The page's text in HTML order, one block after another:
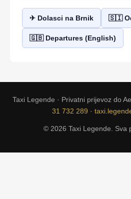
✈ Dolasci na Brnik 🇸🇮
🇬🇧 Departures (English)
Taxi Legende · Privatni prijevoz do
31 732 289 ·
© 2026 Taxi Legende. Sva